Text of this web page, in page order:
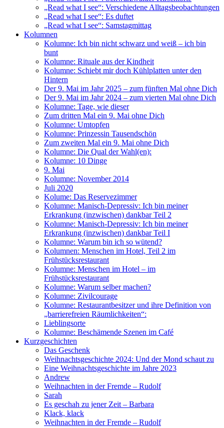
„Read what I see“: Verschiedene Alltagsbeobachtungen
„Read what I see“: Es duftet
„Read what I see“: Samstagmittag
Kolumnen
Kolumne: Ich bin nicht schwarz und weiß – ich bin
bunt
Kolumne: Rituale aus der Kindheit
Kolumne: Schiebt mir doch Kühlplatten unter den
Hintern
Der 9. Mai im Jahr 2025 – zum fünften Mal ohne Dich
Der 9. Mai im Jahr 2024 – zum vierten Mal ohne Dich
Kolumne: Tage, wie dieser
Zum dritten Mal ein 9. Mai ohne Dich
Kolumne: Umtopfen
Kolumne: Prinzessin Tausendschön
Zum zweiten Mal ein 9. Mai ohne Dich
Kolumne: Die Qual der Wahl(en):
Kolumne: 10 Dinge
9. Mai
Kolumne: November 2014
Juli 2020
Kolume: Das Reservezimmer
Kolumne: Manisch-Depressiv: Ich bin meiner
Erkrankung (inzwischen) dankbar Teil 2
Kolumne: Manisch-Depressiv: Ich bin meiner
Erkrankung (inzwischen) dankbar Teil I
Kolumne: Warum bin ich so wütend?
Kolumnen: Menschen im Hotel, Teil 2 im
Frühstücksrestaurant
Kolumne: Menschen im Hotel – im
Frühstücksrestaurant
Kolumne: Warum selber machen?
Kolumne: Zivilcourage
Kolumne: Restaurantbesitzer und ihre Definition von
„barrierefreien Räumlichkeiten“:
Lieblingsorte
Kolumne: Beschämende Szenen im Café
Kurzgeschichten
Das Geschenk
Weihnachtsgeschichte 2024: Und der Mond schaut zu
Eine Weihnachtsgeschichte im Jahre 2023
Andrew
Weihnachten in der Fremde – Rudolf
Sarah
Es geschah zu jener Zeit – Barbara
Klack, klack
Weihnachten in der Fremde – Rudolf